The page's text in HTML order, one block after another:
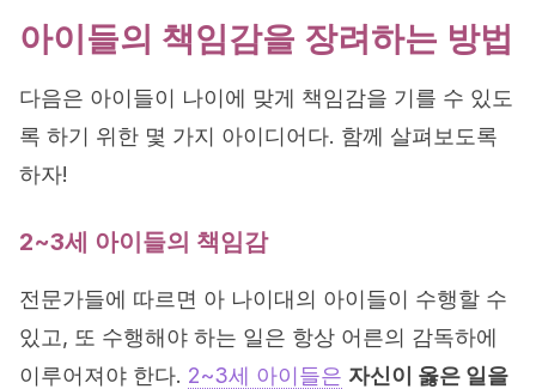
아이들의 책임감을 장려하는 방법
다음은 아이들이 나이에 맞게 책임감을 기를 수 있도
록 하기 위한 몇 가지 아이디어다. 함께 살펴보도록
하자!
2~3세 아이들의 책임감
전문가들에 따르면 아 나이대의 아이들이 수행할 수
있고, 또 수행해야 하는 일은 항상 어른의 감독하에
이루어져야 한다. 2~3세 아이들은 자신이 옳은 일을